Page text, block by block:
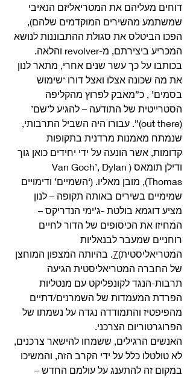
דוחים מעליהם את המטריאליזם הנאיבי
שמשתמע מהשירים המוקדמים שלהם),
הפכו הביטלס את סגולת ההתבוננות לנושא
המכריע ביצירתם, מ-revolver והלאה.
בכותבו על כך עשר שנים אחרי, מתאר לנון
את מה שכונה אצלו ואצל דורו ‘שימוש
בסמים’ , כ”מאבק לפרוץ מהקליפה
הסטרייטית של התודעה – להגיע ל’שם’
(out there)”. עבורו היה השביל התרבותי,
שנמתח מאמנות מרדנית בתקופות
קדומות, אשר הונעה על ידי יחידים כואן גוך
ודילן תומאס (Van Goch’, Dylan
Thomas), מובן מאליו. (‘השמיים’ ודימויים
שמימיים בשירים באותה תקופה – לנון
מציע דוגמא בולטת -ג’ימי הנדריקס –
המחיזו את הכיסופים של הדור לחיים
רוחניים שמעבר לבנאליות
המטריאליסטית)7. בהיותה המצפון המוחצן
של החברה המטריאליסטית הגיעה
תרבות-הנגד לקונפליקט עם מנטליות
הפרדת המעמדות של השמרנים/דתיים
מהפיפטיז והתמודדה נגדה על נשמתו של
הפרוגרטוריום הצרכני.
האנשים הרגילים, ששמחו להישאר צרכנים,
לא טולטלו כלל על ידי הקרב הזה, והמשיכו
במקום זה להתענג על עולמם החדש –